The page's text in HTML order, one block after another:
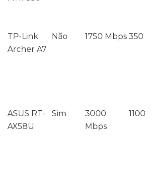
TP-Link
Archer A7
Não 1750 Mbps 350
ASUS RT-
AX58U
Sim
3000
Mbps
1100